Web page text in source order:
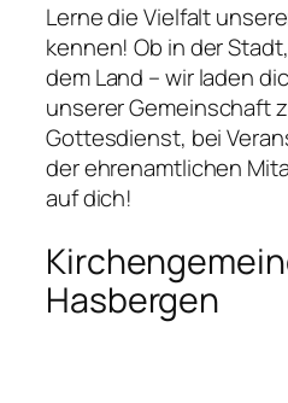
Lerne die Vielfalt
kennen! Ob in der
dem Land – wir laden
unserer Gemeinschaft
Gottesdienst, bei
der ehrenamtlichen
auf dich!
Hasbergen